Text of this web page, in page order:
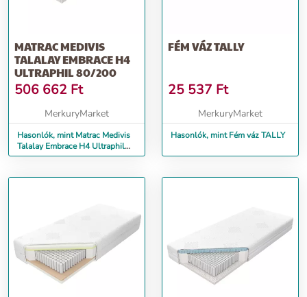
MATRAC MEDIVIS
TALALAY EMBRACE H4
ULTRAPHIL 80/200
506 662 Ft
MerkuryMarket
Hasonlók, mint Matrac Medivis
Talalay Embrace H4 Ultraphil
80/200
FÉM VÁZ TALLY
25 537 Ft
MerkuryMarket
Hasonlók, mint Fém váz TALLY